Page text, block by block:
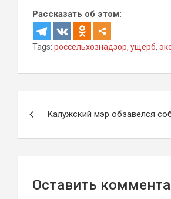
Рассказать об этом:
Tags: россельхознадзор, ущерб,
Калужский мэр обзавелся
Оставить